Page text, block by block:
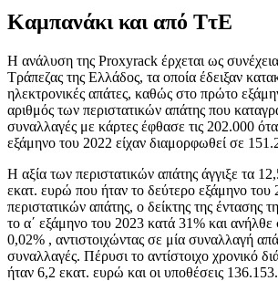
Καμπανάκι και από ΤτΕ
Η ανάλυση της Proxyrack έρχεται ως
Τράπεζας της Ελλάδος, τα οποία έδειξαν
ηλεκτρονικές απάτες, καθώς στο πρώτο
αριθμός των περιστατικών απάτης που
συναλλαγές με κάρτες έφθασε τις 202.000
εξάμηνο του 2022 είχαν διαμορφωθεί σε
Η αξία των περιστατικών απάτης άγγιξε τα
εκατ. ευρώ που ήταν το δεύτερο εξάμηνο του
περιστατικών απάτης, ο δείκτης της έντασης
το α΄ εξάμηνο του 2023 κατά 31% και ανήλθε
0,02% , αντιστοιχώντας σε μία συναλλαγή
συναλλαγές. Πέρυσι το αντίστοιχο χρονικό
ήταν 6,2 εκατ. ευρώ και οι υποθέσεις 136.153.